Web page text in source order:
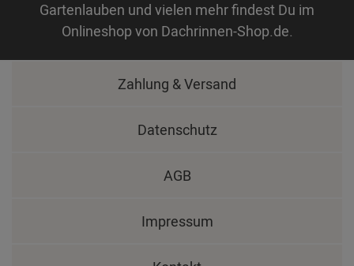
Gartenlauben und vielen mehr findest Du im
Onlineshop von Dachrinnen-Shop.de.
Zahlung & Versand
Datenschutz
AGB
Impressum